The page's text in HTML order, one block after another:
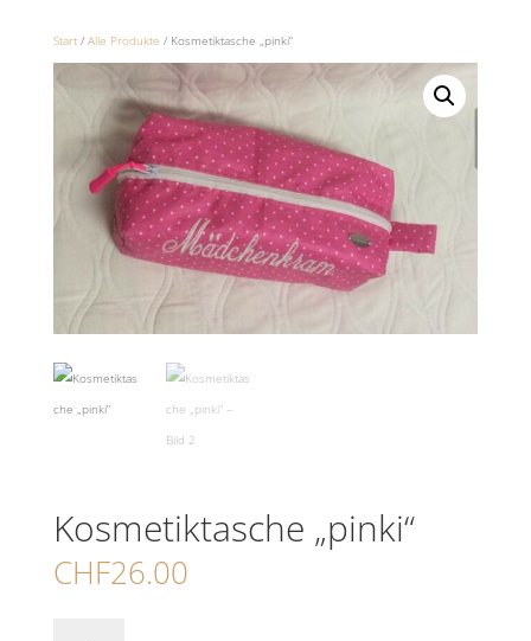
Start/ Alle Produkte / Kosmetiktasche „pinki“
Kosmetiktasche „pinki“
CHF26.00